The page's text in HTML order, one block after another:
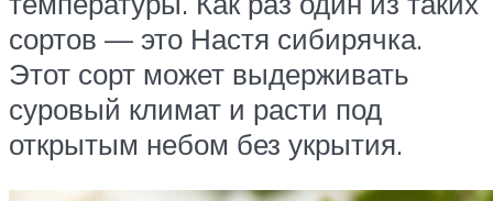
сортов — это Настя сибирячка.
Этот сорт может выдерживать
суровый климат и расти под
открытым небом без укрытия.